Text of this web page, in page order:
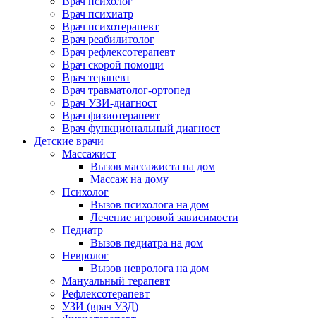
Врач психиатр
Врач психотерапевт
Врач реабилитолог
Врач рефлексотерапевт
Врач скорой помощи
Врач терапевт
Врач травматолог-ортопед
Врач УЗИ-диагност
Врач физиотерапевт
Врач функциональный диагност
Детские врачи
Массажист
Вызов массажиста на дом
Массаж на дому
Психолог
Вызов психолога на дом
Лечение игровой зависимости
Педиатр
Вызов педиатра на дом
Невролог
Вызов невролога на дом
Мануальный терапевт
Рефлексотерапевт
УЗИ (врач УЗД)